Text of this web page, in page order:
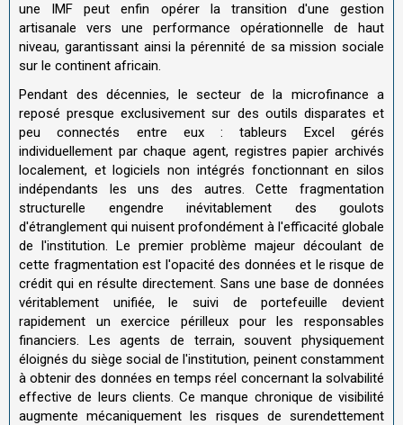
une IMF peut enfin opérer la transition d'une gestion
artisanale vers une performance opérationnelle de haut
niveau, garantissant ainsi la pérennité de sa mission sociale
sur le continent africain.
Pendant des décennies, le secteur de la microfinance a
reposé presque exclusivement sur des outils disparates et
peu connectés entre eux : tableurs Excel gérés
individuellement par chaque agent, registres papier archivés
localement, et logiciels non intégrés fonctionnant en silos
indépendants les uns des autres. Cette fragmentation
structurelle engendre inévitablement des goulots
d'étranglement qui nuisent profondément à l'efficacité globale
de l'institution. Le premier problème majeur découlant de
cette fragmentation est l'opacité des données et le risque de
crédit qui en résulte directement. Sans une base de données
véritablement unifiée, le suivi de portefeuille devient
rapidement un exercice périlleux pour les responsables
financiers. Les agents de terrain, souvent physiquement
éloignés du siège social de l'institution, peinent constamment
à obtenir des données en temps réel concernant la solvabilité
effective de leurs clients. Ce manque chronique de visibilité
augmente mécaniquement les risques de surendettement